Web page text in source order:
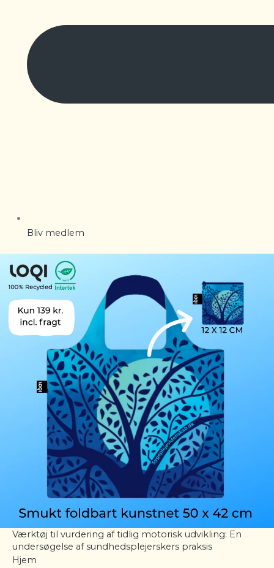
Bliv medlem
Værktøj til vurdering af tidlig motorisk udvikling: En
undersøgelse af sundhedsplejerskers praksis
Hjem